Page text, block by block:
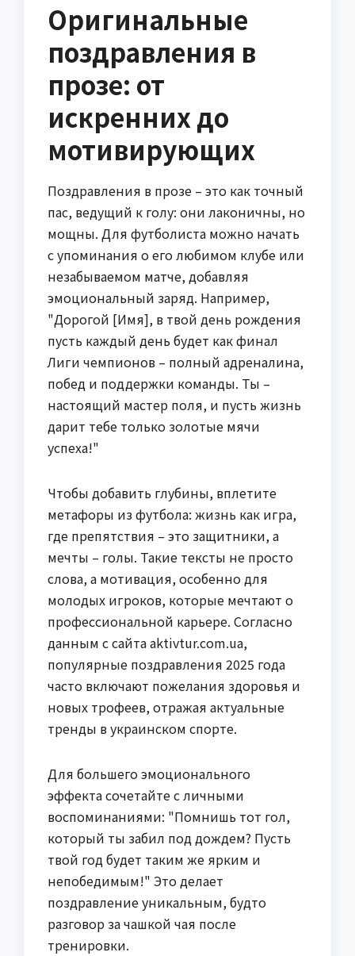
Оригинальные
поздравления в
прозе: от
искренних до
мотивирующих
Поздравления в прозе – это как точный
пас, ведущий к голу: они лаконичны, но
мощны. Для футболиста можно начать
с упоминания о его любимом клубе или
незабываемом матче, добавляя
эмоциональный заряд. Например,
"Дорогой [Имя], в твой день рождения
пусть каждый день будет как финал
Лиги чемпионов – полный адреналина,
побед и поддержки команды. Ты –
настоящий мастер поля, и пусть жизнь
дарит тебе только золотые мячи
успеха!"
Чтобы добавить глубины, вплетите
метафоры из футбола: жизнь как игра,
где препятствия – это защитники, а
мечты – голы. Такие тексты не просто
слова, а мотивация, особенно для
молодых игроков, которые мечтают о
профессиональной карьере. Согласно
данным с сайта aktivtur.com.ua,
популярные поздравления 2025 года
часто включают пожелания здоровья и
новых трофеев, отражая актуальные
тренды в украинском спорте.
Для большего эмоционального
эффекта сочетайте с личными
воспоминаниями: "Помнишь тот гол,
который ты забил под дождем? Пусть
твой год будет таким же ярким и
непобедимым!" Это делает
поздравление уникальным, будто
разговор за чашкой чая после
тренировки.